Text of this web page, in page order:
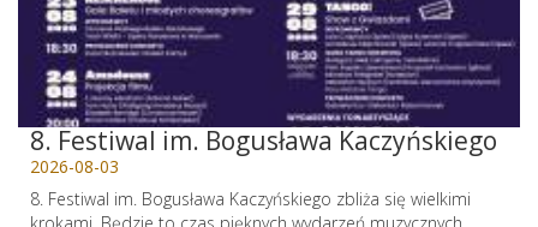
8. Festiwal im. Bogusława Kaczyńskiego
2026-08-03
8. Festiwal im. Bogusława Kaczyńskiego zbliża się wielkimi